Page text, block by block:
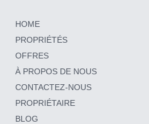
HOME
PROPRIÉTÉS
OFFRES
À PROPOS DE NOUS
CONTACTEZ-NOUS
PROPRIÉTAIRE
BLOG